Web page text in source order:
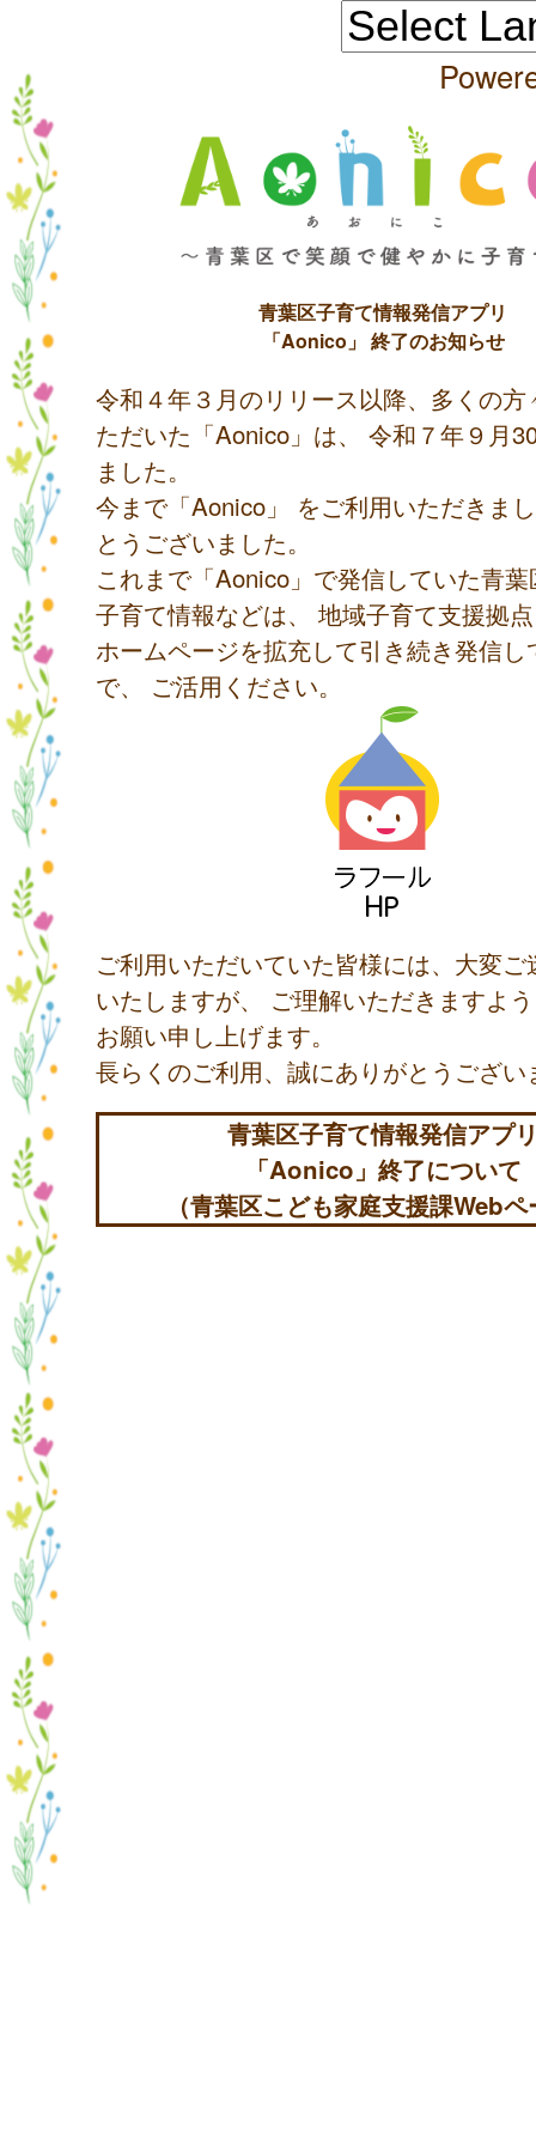
青葉区子育て情報発信アプリ
「Aonico」 終了のお知らせ
令和４年３月のリリース以降、多くの方
ただいた「Aonico」は、 令和７年９月
ました。
今まで「Aonico」 をご利用いただきま
とうございました。
これまで「Aonico」で発信していた青
子育て情報などは、 地域子育て支援拠
ホームページを拡充して引き続き発信し
で、 ご活用ください。
ご利用いただいていた皆様には、大変
いたしますが、 ご理解いただきますよ
お願い申し上げます。
長らくのご利用、誠にありがとうござい
青葉区子育て情報発信アプ
「Aonico」終了について
（青葉区こども家庭支援課Web